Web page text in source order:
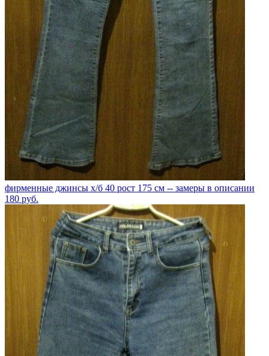
фирменные джинсы х/б 40 рост 175 см -- замеры в описании
180 руб.